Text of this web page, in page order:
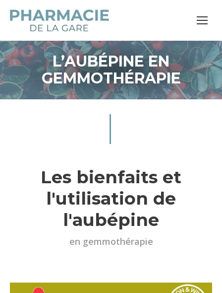
L’AUBÉPINE EN
GEMMOTHÉRAPIE
Les bienfaits et
l'utilisation de
l'aubépine
en gemmothérapie